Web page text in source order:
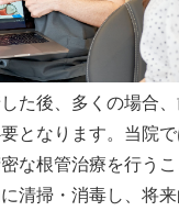
た後、多くの場合
要となります。当院
な根管治療を行う
清掃・消毒し、将